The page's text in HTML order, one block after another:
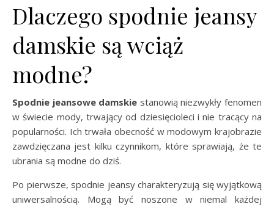
Dlaczego spodnie jeansy
damskie są wciąż
modne?
Spodnie jeansowe damskie stanowią niezwykły fenomen
w świecie mody, trwający od dziesięcioleci i nie tracący na
popularności. Ich trwała obecność w modowym krajobrazie
zawdzięczana jest kilku czynnikom, które sprawiają, że te
ubrania są modne do dziś.
Po pierwsze, spodnie jeansy charakteryzują się wyjątkową
uniwersalnością. Mogą być noszone w niemal każdej